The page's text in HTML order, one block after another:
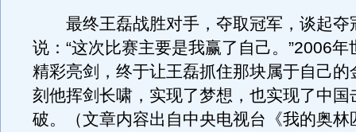
最终王磊战胜对手，夺取冠军，谈起夺
说：“这次比赛主要是我赢了自己。”2006年
精彩亮剑，终于让王磊抓住那块属于自己的
刻他挥剑长啸，实现了梦想，也实现了中国
破。（文章内容出自中央电视台《我的奥林